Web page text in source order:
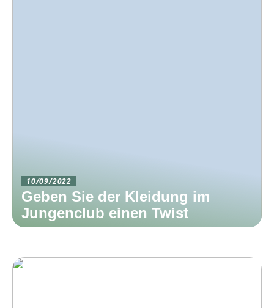
10/09/2022
Geben Sie der Kleidung im
Jungenclub einen Twist